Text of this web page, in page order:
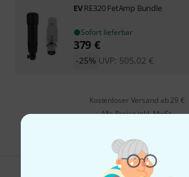
EVRE320 FetAmp Bundle
Sofort lieferbar
379 €
UVP: 505,02 €
-25%
Kostenloser Versand ab 29 €
Alle Preise inkl. MwSt.